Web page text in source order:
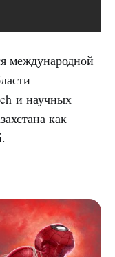
международной
и научных
как